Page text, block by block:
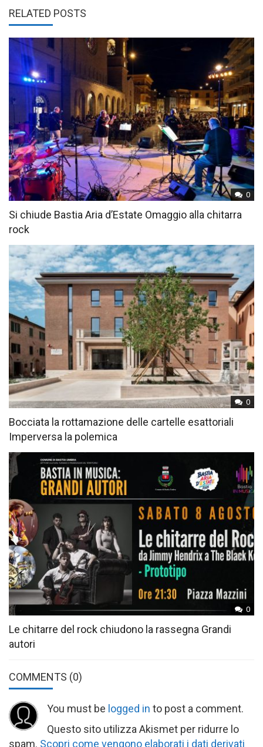
RELATED POSTS
0
Si chiude Bastia Aria d’Estate Omaggio alla chitarra
rock
0
Bocciata la rottamazione delle cartelle esattoriali
Imperversa la polemica
0
Le chitarre del rock chiudono la rassegna Grandi
autori
COMMENTS (0)
You must be logged in to post a comment.
Questo sito utilizza Akismet per ridurre lo
spam. Scopri come vengono elaborati i dati derivati